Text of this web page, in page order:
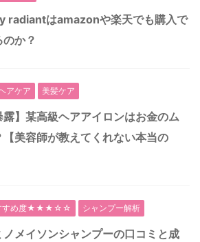
radiantはamazonや楽天でも購入で
のか？
アケア 美髪ケア
露】某高級ヘアアイロンはお金のム
【美容師が教えてくれない本当の
すめ度★★★☆☆ シャンプー解析
ノメイソンシャンプーの口コミと成